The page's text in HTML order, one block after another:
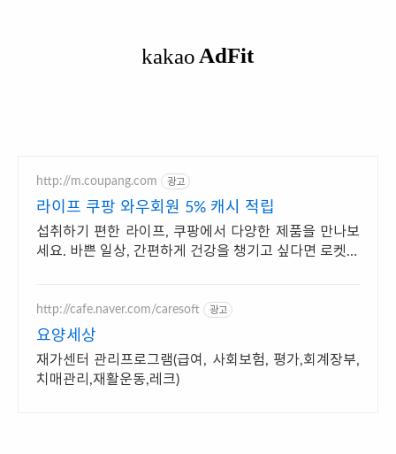
http://m.coupang.com 광고
라이프 쿠팡 와우회원 5% 캐시 적립
섭취하기 편한 라이프, 쿠팡에서 다양한 제품을 만나보
세요. 바쁜 일상, 간편하게 건강을 챙기고 싶다면 로켓배
http://cafe.naver.com/caresoft 광고
요양세상
재가센터 관리프로그램(급여, 사회보험, 평가,회계장부,
치매관리,재활운동,레크)